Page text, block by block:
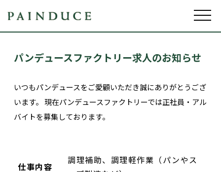
パンデュースファクトリー求人のお知らせ
いつもパンデュースをご愛顧いただき誠にありがとうござ
います。 現在パンデュースファクトリーでは正社員・アル
バイトを募集しております。
仕事内容
調理補助、調理軽作業（パンやス